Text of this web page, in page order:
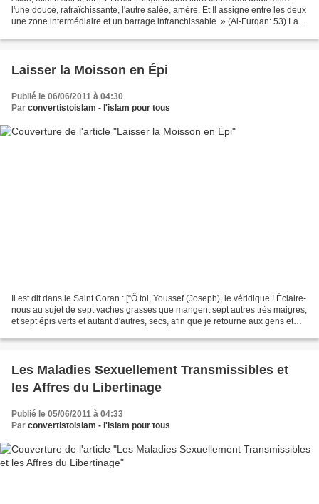
l'une douce, rafraîchissante, l'autre salée, amère. Et Il assigne entre les deux
une zone intermédiaire et un barrage infranchissable. » (Al-Furqan: 53) La
Laisser la Moisson en Épi
Publié le 06/06/2011 à 04:30
Par convertistoislam - l'islam pour tous
Il est dit dans le Saint Coran : [“Ô toi, Youssef (Joseph), le véridique ! Éclaire-
nous au sujet de sept vaches grasses que mangent sept autres très maigres,
et sept épis verts et autant d'autres, secs, afin que je retourne aux gens et
Les Maladies Sexuellement Transmissibles et
les Affres du Libertinage
Publié le 05/06/2011 à 04:33
Par convertistoislam - l'islam pour tous